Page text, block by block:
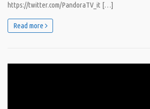
https://twitter.com/PandoraTV_it […]
Read more